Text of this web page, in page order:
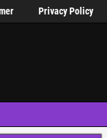
Privacy Policy